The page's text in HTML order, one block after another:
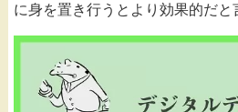
に身を置き行うとより効果的だと